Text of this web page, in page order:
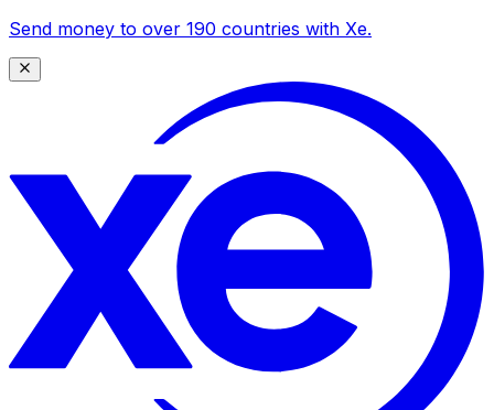
Send money to over 190 countries with Xe.